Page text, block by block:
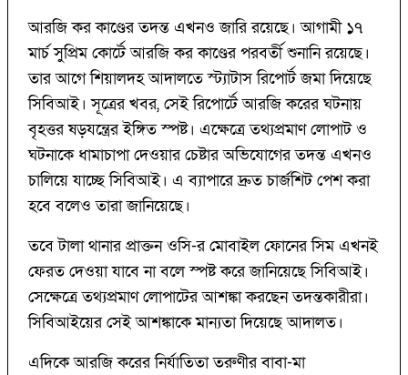
আরজি কর কাণ্ডের তদন্ত এখনও জারি রয়েছে। আগামী ১৭
মার্চ সুপ্রিম কোর্টে আরজি কর কাণ্ডের পরবর্তী শুনানি রয়েছে।
তার আগে শিয়ালদহ আদালতে স্ট্যাটাস রিপোর্ট জমা দিয়েছে
সিবিআই। সূত্রের খবর, সেই রিপোর্টে আরজি করের ঘটনায়
বৃহত্তর ষড়যন্ত্রের ইঙ্গিত স্পষ্ট। এক্ষেত্রে তথ্যপ্রমাণ লোপাট ও
ঘটনাকে ধামাচাপা দেওয়ার চেষ্টার অভিযোগের তদন্ত এখনও
চালিয়ে যাচ্ছে সিবিআই। এ ব্যাপারে দ্রুত চার্জশিট পেশ করা
হবে বলেও তারা জানিয়েছে।
তবে টালা থানার প্রাক্তন ওসি-র মোবাইল ফোনের সিম এখনই
ফেরত দেওয়া যাবে না বলে স্পষ্ট করে জানিয়েছে সিবিআই।
সেক্ষেত্রে তথ্যপ্রমাণ লোপাটের আশঙ্কা করছেন তদন্তকারীরা।
সিবিআইয়ের সেই আশঙ্কাকে মান্যতা দিয়েছে আদালত।
এদিকে আরজি করের নির্যাতিতা তরুণীর বাবা-মা